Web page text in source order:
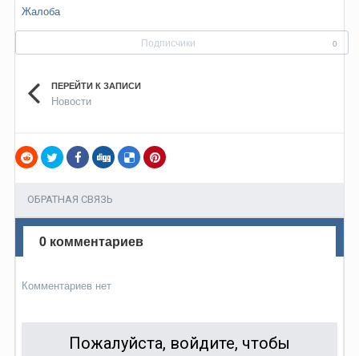
Жалоба
Подписчики 0
ПЕРЕЙТИ К ЗАПИСИ
Новости
ОБРАТНАЯ СВЯЗЬ
0 комментариев
Комментариев нет
Пожалуйста, войдите, чтобы